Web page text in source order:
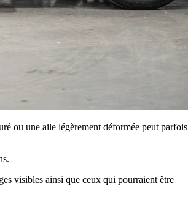
ou une aile légèrement déformée peut parfois
visibles ainsi que ceux qui pourraient être